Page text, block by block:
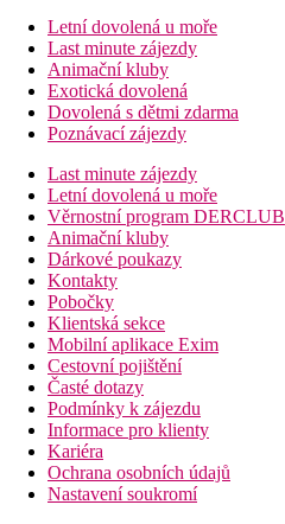
Letní dovolená u moře
Last minute zájezdy
Animační kluby
Exotická dovolená
Dovolená s dětmi zdarma
Poznávací zájezdy
Last minute zájezdy
Letní dovolená u moře
Věrnostní program DERCLUB
Animační kluby
Dárkové poukazy
Kontakty
Pobočky
Klientská sekce
Mobilní aplikace Exim
Cestovní pojištění
Časté dotazy
Podmínky k zájezdu
Informace pro klienty
Kariéra
Ochrana osobních údajů
Nastavení soukromí